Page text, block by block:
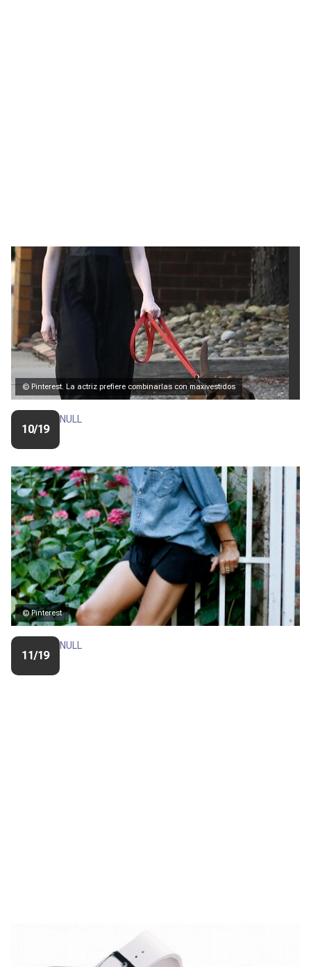
© Pinterest. La actriz prefiere combinarlas con maxivestidos
10/19
NULL
© Pinterest
11/19
NULL